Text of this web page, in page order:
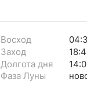
Восход
Заход
Долгота дня
Фаза Луны